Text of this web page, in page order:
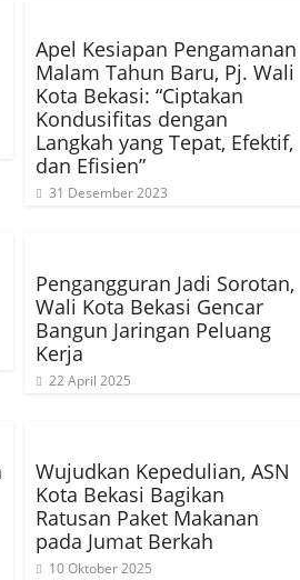
Apel Kesiapan Pengamanan
Malam Tahun Baru, Pj. Wali
Kota Bekasi: “Ciptakan
Kondusifitas dengan
Langkah yang Tepat, Efektif,
dan Efisien”
31 Desember 2023
Pengangguran Jadi Sorotan,
Wali Kota Bekasi Gencar
Bangun Jaringan Peluang
Kerja
22 April 2025
Wujudkan Kepedulian, ASN
Kota Bekasi Bagikan
Ratusan Paket Makanan
pada Jumat Berkah
10 Oktober 2025